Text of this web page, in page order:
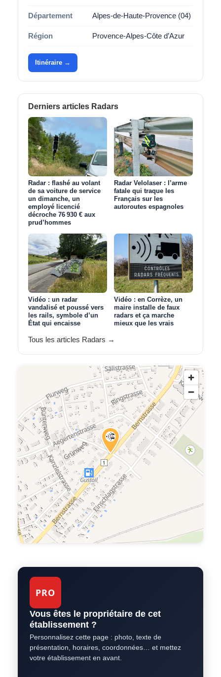
Département Alpes-de-Haute-Provence (04)
Région Provence-Alpes-Côte d’Azur
Itinéraire →
Derniers articles Radars
Radar : flashé au volant
de sa voiture de service
un dimanche, un
employé licencié
décroche 76 930 € aux
prud’hommes
Radar Velolaser : l’arme
fatale qui traque les
Français sur les
autoroutes espagnoles
Vidéo : un radar
vandalisé et poussé vers
les rails, symbole d’un
État qui encaisse
Vidéo : en Corrèze, un
maire installe de faux
radars et ça marche
mieux que les vrais
Tous les articles Radars →
PRO
Vous êtes le propriétaire de cet
établissement ?
Personnalisez cette page : photo, texte de
présentation, horaires, coordonnées… et mettez
votre établissement en avant.